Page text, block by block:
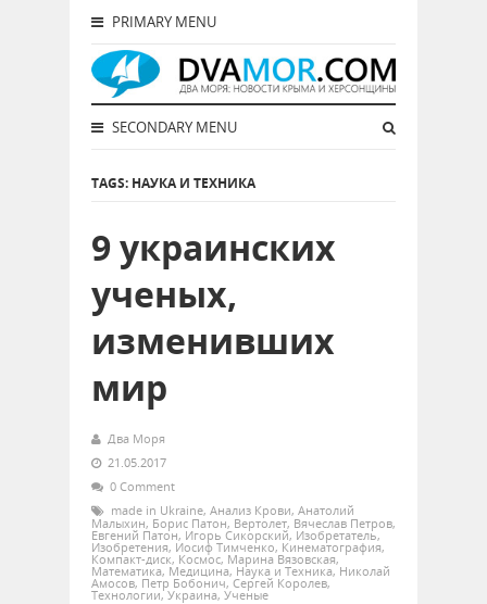
PRIMARY MENU
SECONDARY MENU
TAGS: НАУКА И ТЕХНИКА
9 украинских
ученых,
изменивших
мир
Два Моря
21.05.2017
0 Comment
made in Ukraine, Анализ Крови, Анатолий
Малыхин, Борис Патон, Вертолет, Вячеслав Петров,
Евгений Патон, Игорь Сикорский, Изобретатель,
Изобретения, Иосиф Тимченко, Кинематография,
Компакт-диск, Космос, Марина Вязовская,
Математика, Медицина, Наука и Техника, Николай
Амосов, Петр Бобонич, Сергей Королев,
Технологии, Украина, Ученые